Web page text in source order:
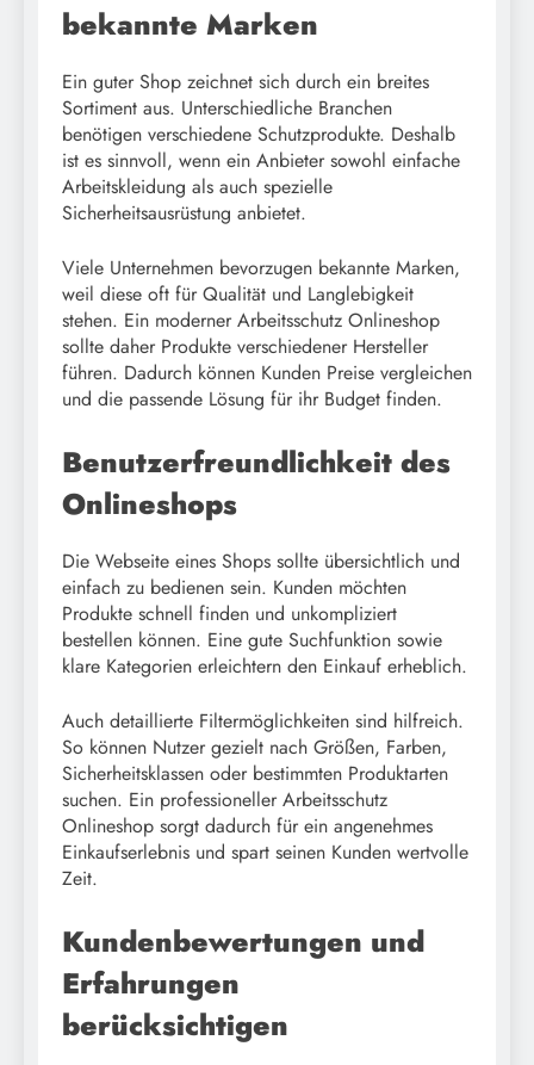
bekannte Marken
Ein guter Shop zeichnet sich durch ein breites
Sortiment aus. Unterschiedliche Branchen
benötigen verschiedene Schutzprodukte. Deshalb
ist es sinnvoll, wenn ein Anbieter sowohl einfache
Arbeitskleidung als auch spezielle
Sicherheitsausrüstung anbietet.
Viele Unternehmen bevorzugen bekannte Marken,
weil diese oft für Qualität und Langlebigkeit
stehen. Ein moderner Arbeitsschutz Onlineshop
sollte daher Produkte verschiedener Hersteller
führen. Dadurch können Kunden Preise vergleichen
und die passende Lösung für ihr Budget finden.
Benutzerfreundlichkeit des
Onlineshops
Die Webseite eines Shops sollte übersichtlich und
einfach zu bedienen sein. Kunden möchten
Produkte schnell finden und unkompliziert
bestellen können. Eine gute Suchfunktion sowie
klare Kategorien erleichtern den Einkauf erheblich.
Auch detaillierte Filtermöglichkeiten sind hilfreich.
So können Nutzer gezielt nach Größen, Farben,
Sicherheitsklassen oder bestimmten Produktarten
suchen. Ein professioneller Arbeitsschutz
Onlineshop sorgt dadurch für ein angenehmes
Einkaufserlebnis und spart seinen Kunden wertvolle
Zeit.
Kundenbewertungen und
Erfahrungen
berücksichtigen